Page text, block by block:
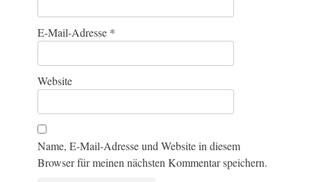
E-Mail-Adresse *
Website
Name, E-Mail-Adresse und Website in diesem
Browser für meinen nächsten Kommentar speichern.